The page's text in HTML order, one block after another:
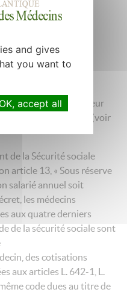
ci-dessous
après avoir liquidé leur
du cumul intégral (voir
de la Sécurité sociale
article 13, « Sous réserve
salarié annuel soit
les médecins
aux quatre derniers
de la sécurité sociale sont
des cotisations
aux articles L. 642-1, L.
code dues au titre de
and gives
you want to
OK, accept all